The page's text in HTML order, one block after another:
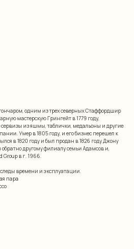
одним из трех северных Стаффордшир
мастерскую Грингейт в 1779 году,
сервизы из яшмы, таблички, медальоны и другие
Умер в 1805 году, и его бизнес перешел к
в 1820 году и был продан в 1826 году Джону
другому филиалу семьи Адамсов и,
Group в г. 1966.
следы времени и эксплуатации.
пара